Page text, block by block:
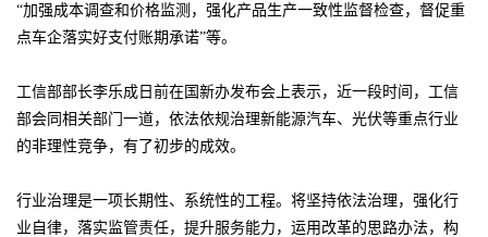
“加强成本调查和价格监测，强化产品生产一致性监督检查，督促重
点车企落实好支付账期承诺”等。
工信部部长李乐成日前在国新办发布会上表示，近一段时间，工信
部会同相关部门一道，依法依规治理新能源汽车、光伏等重点行业
的非理性竞争，有了初步的成效。
行业治理是一项长期性、系统性的工程。将坚持依法治理，强化行
业自律，落实监管责任，提升服务能力，运用改革的思路办法，构